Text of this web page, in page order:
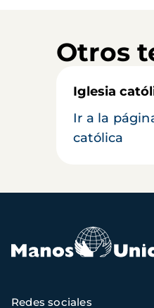
Otros
Iglesia
Ir a la
católica
Redes sociales